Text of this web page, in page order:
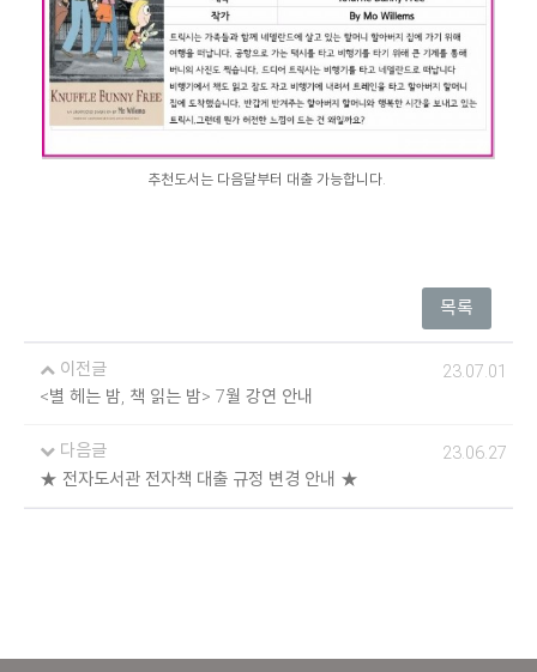
추천도서는 다음달부터 대출 가능합니다.
목록
이전글
<별 헤는 밤, 책 읽는 밤> 7월 강연 안내
23.07.01
다음글
★ 전자도서관 전자책 대출 규정 변경 안내 ★
23.06.27